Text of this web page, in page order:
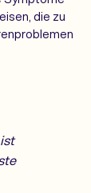
die zu